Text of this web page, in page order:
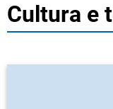
Cultura e